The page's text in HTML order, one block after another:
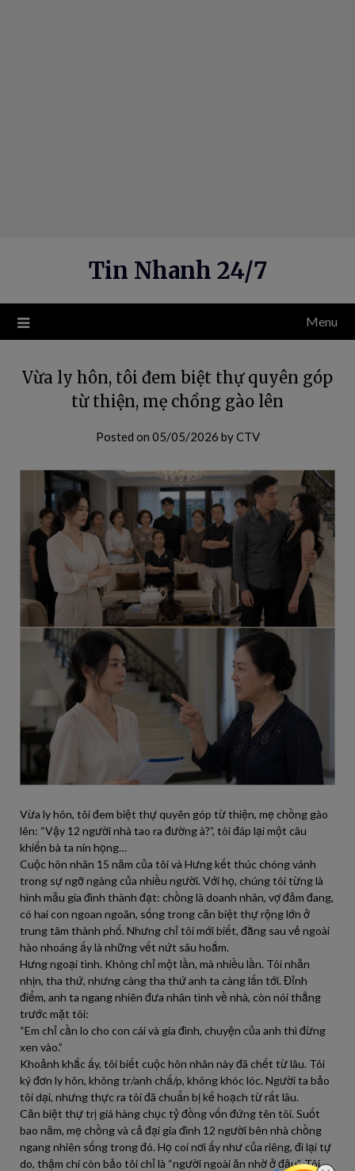
Tin Nhanh 24/7
Menu
Vừa ly hôn, tôi đem biệt thự quyên góp
từ thiện, mẹ chồng gào lên
Posted on 05/05/2026 byCTV
Vừa ly hôn, tôi đem biệt thự quyên góp từ thiện, mẹ chồng gào
lên: “Vậy 12 người nhà tao ra đường à?”, tôi đáp lại một câu
khiến bà ta nín họng…
Cuộc hôn nhân 15 năm của tôi và Hưng kết thúc chóng vánh
trong sự ngỡ ngàng của nhiều người. Với họ, chúng tôi từng là
hình mẫu gia đình thành đạt: chồng là doanh nhân, vợ đảm đang,
có hai con ngoan ngoãn, sống trong căn biệt thự rộng lớn ở
trung tâm thành phố. Nhưng chỉ tôi mới biết, đằng sau vẻ ngoài
hào nhoáng ấy là những vết nứt sâu hoắm.
Hưng ngoại tình. Không chỉ một lần, mà nhiều lần. Tôi nhẫn
nhịn, tha thứ, nhưng càng tha thứ anh ta càng lấn tới. Đỉnh
điểm, anh ta ngang nhiên đưa nhân tình về nhà, còn nói thẳng
trước mặt tôi:
“Em chỉ cần lo cho con cái và gia đình, chuyện của anh thì đừng
xen vào.”
Khoảnh khắc ấy, tôi biết cuộc hôn nhân này đã chết từ lâu. Tôi
ký đơn ly hôn, không tr/anh chấ/p, không khóc lóc. Người ta bảo
tôi dại, nhưng thực ra tôi đã chuẩn bị kế hoạch từ rất lâu.
Căn biệt thự trị giá hàng chục tỷ đồng vốn đứng tên tôi. Suốt
bao năm, mẹ chồng và cả đại gia đình 12 người bên nhà chồng
ngang nhiên sống trong đó. Họ coi nơi ấy như của riêng, đi lại tự
do, thậm chí còn bảo tôi chỉ là “người ngoài ăn nhờ ở đậu”. Tôi